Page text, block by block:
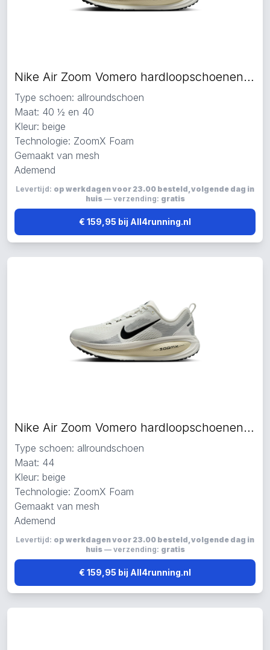
Nike Air Zoom Vomero hardloopschoenen beige
Type schoen: allroundschoen
Maat: 40 ½ en 40
Kleur: beige
Technologie: ZoomX Foam
Gemaakt van mesh
Ademend
Levertijd: op werkdagen voor 23.00 besteld, volgende dag in
huis— verzending: gratis
€ 159,95 bij All4running.nl
Nike Air Zoom Vomero hardloopschoenen beige
Type schoen: allroundschoen
Maat: 44
Kleur: beige
Technologie: ZoomX Foam
Gemaakt van mesh
Ademend
Levertijd: op werkdagen voor 23.00 besteld, volgende dag in
huis— verzending: gratis
€ 159,95 bij All4running.nl